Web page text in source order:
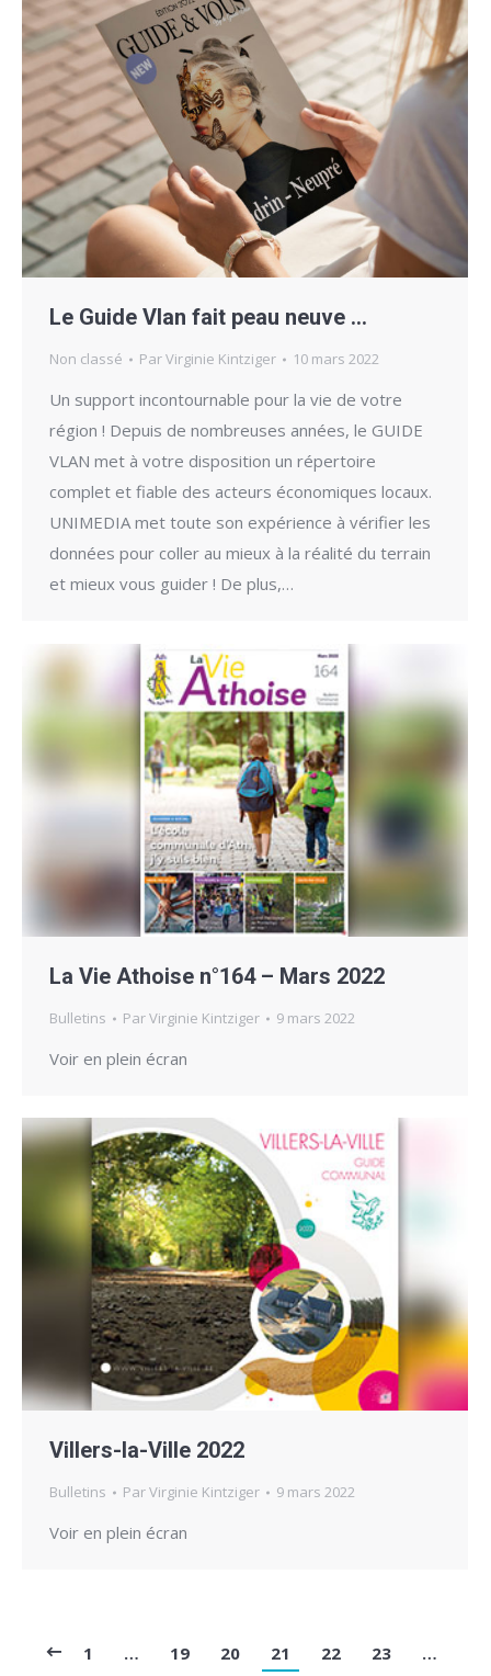
Le Guide Vlan fait peau neuve …
Non classé ParVirginie Kintziger 10 mars 2022
Un support incontournable pour la vie de votre
région ! Depuis de nombreuses années, le GUIDE
VLAN met à votre disposition un répertoire
complet et fiable des acteurs économiques locaux.
UNIMEDIA met toute son expérience à vérifier les
données pour coller au mieux à la réalité du terrain
et mieux vous guider ! De plus,…
La Vie Athoise n°164 – Mars 2022
Bulletins ParVirginie Kintziger 9 mars 2022
Voir en plein écran
Villers-la-Ville 2022
Bulletins ParVirginie Kintziger 9 mars 2022
Voir en plein écran
1 … 19 20 21 22 23
…